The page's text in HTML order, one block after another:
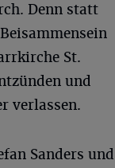
Denn statt
St.
und
verlassen.
Sanders und